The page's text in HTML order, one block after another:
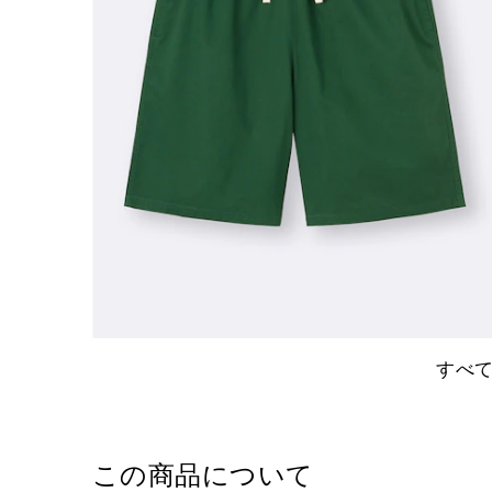
すべ
この商品について